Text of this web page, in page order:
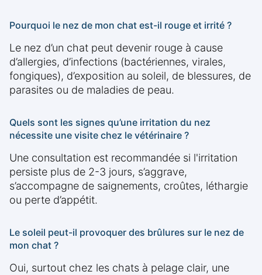
Pourquoi le nez de mon chat est-il rouge et irrité ?
Le nez d’un chat peut devenir rouge à cause
d’allergies, d’infections (bactériennes, virales,
fongiques), d’exposition au soleil, de blessures, de
parasites ou de maladies de peau.
Quels sont les signes qu’une irritation du nez
nécessite une visite chez le vétérinaire ?
Une consultation est recommandée si l'irritation
persiste plus de 2-3 jours, s’aggrave,
s’accompagne de saignements, croûtes, léthargie
ou perte d’appétit.
Le soleil peut-il provoquer des brûlures sur le nez de
mon chat ?
Oui, surtout chez les chats à pelage clair, une